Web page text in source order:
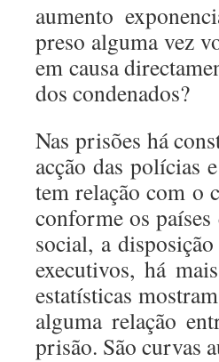
aumento
preso alguma vez
em causa
dos condenados?
Nas prisões há
acção das polícias
tem relação com o
conforme os
social, a
executivos, há
estatísticas
alguma relação
prisão. São curvas